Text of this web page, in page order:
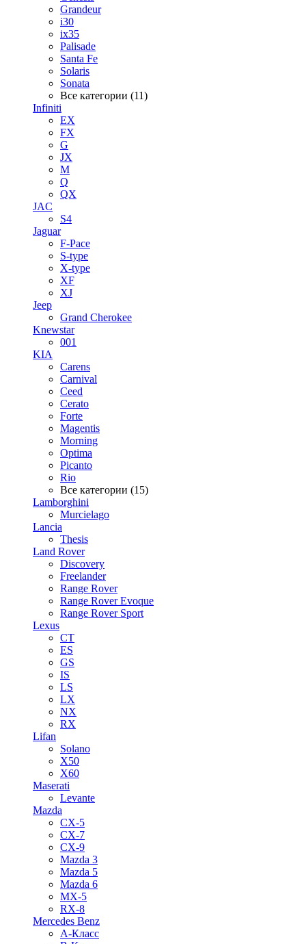
Grandeur
i30
ix35
Palisade
Santa Fe
Solaris
Sonata
Все категории (11)
Infiniti
EX
FX
G
JX
M
Q
QX
JAC
S4
Jaguar
F-Pace
S-type
X-type
XF
XJ
Jeep
Grand Cherokee
Knewstar
001
KIA
Carens
Carnival
Ceed
Cerato
Forte
Magentis
Morning
Optima
Picanto
Rio
Все категории (15)
Lamborghini
Murcielago
Lancia
Thesis
Land Rover
Discovery
Freelander
Range Rover
Range Rover Evoque
Range Rover Sport
Lexus
CT
ES
GS
IS
LS
LX
NX
RX
Lifan
Solano
X50
X60
Maserati
Levante
Mazda
CX-5
CX-7
CX-9
Mazda 3
Mazda 5
Mazda 6
MX-5
RX-8
Mercedes Benz
A-Класс